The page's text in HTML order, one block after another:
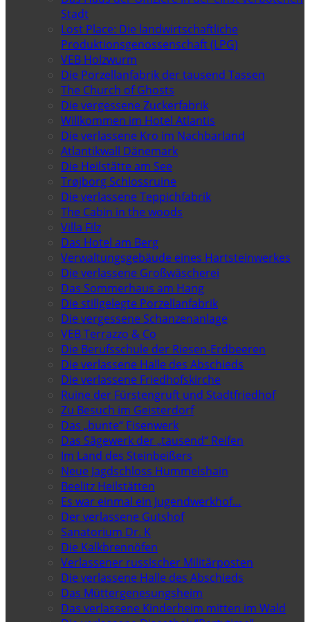
Stadt
Lost Place: Die landwirtschaftliche
Produktionsgenossenschaft (LPG)
VEB Holzwurm
Die Porzellanfabrik der tausend Tassen
The Church of Ghosts
Die vergessene Zuckerfabrik
Willkommen im Hotel Atlantis
Die verlassene Kro im Nachbarland
Atlantikwall Dänemark
Die Heilstätte am See
Trøjborg Schlossruine
Die verlassene Teppichfabrik
The Cabin in the woods
Villa Filz
Das Hotel am Berg
Verwaltungsgebäude eines Hartsteinwerkes
Die verlassene Großwäscherei
Das Sommerhaus am Hang
Die stillgelegte Porzellanfabrik
Die vergessene Schanzenanlage
VEB Terrazzo & Co
Die Berufsschule der Riesen-Erdbeeren
Die verlassene Halle des Abschieds
Die verlassene Friedhofskirche
Ruine der Fürstengruft und Stadtfriedhof
Zu Besuch im Geisterdorf
Das „bunte“ Eisenwerk
Das Sägewerk der „tausend“ Reifen
Im Land des Steinbeißers
Neue Jagdschloss Hummelshain
Beelitz Heilstätten
Es war einmal ein Jugendwerkhof…
Der verlassene Gutshof
Sanatorium Dr. K
Die Kalkbrennöfen
Verlassener russischer Militärposten
Die verlassene Halle des Abschieds
Das Müttergenesungsheim
Das verlassene Kinderheim mitten im Wald